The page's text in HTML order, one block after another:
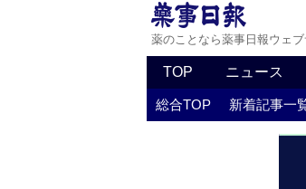
薬のことなら薬事日報ウェブ
TOP ニュース
総合TOP 新着記事一